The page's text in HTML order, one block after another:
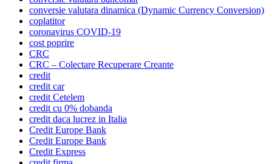
conversie valutara dinamica (Dynamic Currency Conversion)
coplatitor
coronavirus COVID-19
cost poprire
CRC
CRC – Colectare Recuperare Creante
credit
credit car
credit Cetelem
credit cu 0% dobanda
credit daca lucrez in Italia
Credit Europe Bank
Credit Europe Bank
Credit Express